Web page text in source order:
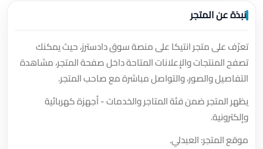
نبذة عن المتجر
تعرّف على متجر انتيكا على منصة سوق دادسترز، حيث يمكنك
تصفح المنتجات والإعلانات المتاحة داخل صفحة المتجر، مشاهدة
التفاصيل والصور، والتواصل مباشرة مع صاحب المتجر.
يظهر المتجر ضمن فئة المتاجر والخدمات - أجهزة كهربائية
وإلكترونية.
موقع المتجر: العبدلي.